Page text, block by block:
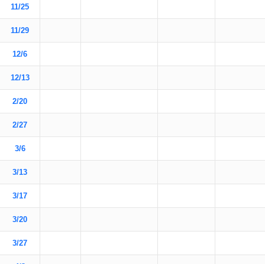
11/25
11/29
12/6
12/13
2/20
2/27
3/6
3/13
3/17
3/20
3/27